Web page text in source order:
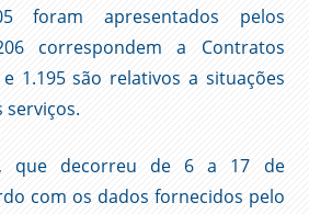
foram apresentados pelos
correspondem a Contratos
1.195 são relativos a situações
serviços.
que decorreu de 6 a 17 de
com os dados fornecidos pelo